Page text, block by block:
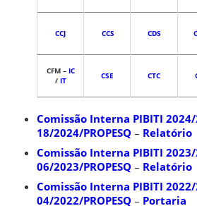
CCJ CCS CDS
CFM– IC
/ IT CSE CTC
Comissão Interna PIBITI
18/2024/PROPESQ – Relatório
Comissão Interna PIBITI
06/2023/PROPESQ – Relatório
Comissão Interna PIBITI
04/2022/PROPESQ – Portaria